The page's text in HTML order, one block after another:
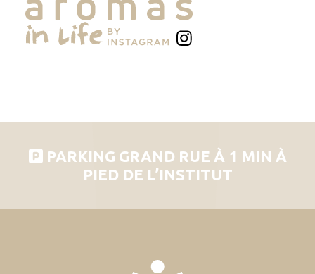
PARKING GRAND RUE À 1 MIN À
PIED DE L’INSTITUT